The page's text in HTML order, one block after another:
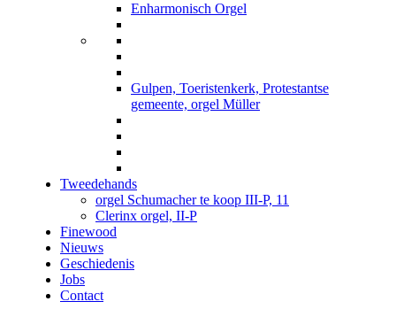
Enharmonisch Orgel
Gulpen, Toeristenkerk, Protestantse
gemeente, orgel Müller
Tweedehands
orgel Schumacher te koop III-P, 11
Clerinx orgel, II-P
Finewood
Nieuws
Geschiedenis
Jobs
Contact